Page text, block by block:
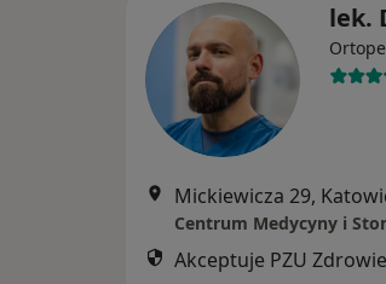
lek.
Mickiewicza 29,
Centrum Medycyny i
Akceptuje PZU Zdrowie